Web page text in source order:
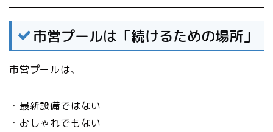
市営プールは「続けるための場所」
市営プールは、
・最新設備ではない
・おしゃれでもない